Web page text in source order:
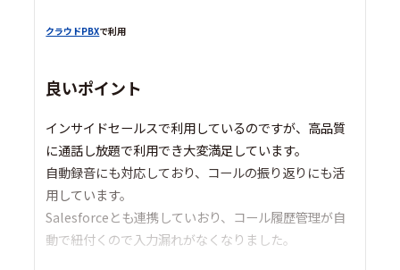
クラウドPBXで利用
良いポイント
インサイドセールスで利用しているのですが、高品質
に通話し放題で利用でき大変満足しています。
自動録音にも対応しており、コールの振り返りにも活
用しています。
Salesforceとも連携していおり、コール履歴管理が自
動で紐付くので入力漏れがなくなりました。